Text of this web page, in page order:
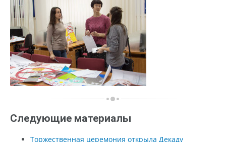
Следующие материалы
Торжественная церемония открыла Декаду